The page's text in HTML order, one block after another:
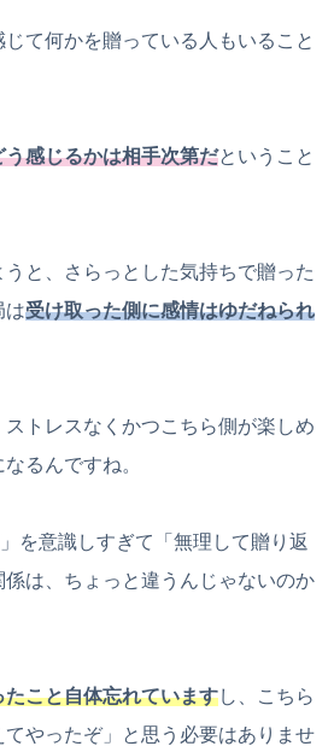
て何かを贈っている人もいること
う感じるかは相手次第だということ
と、さらっとした気持ちで贈った
は受け取った側に感情はゆだねられ
トレスなくかつこちら側が楽しめ
るんですね。
を意識しすぎて「無理して贈り返
は、ちょっと違うんじゃないのか
たこと自体忘れていますし、こちら
てやったぞ」と思う必要はありませ